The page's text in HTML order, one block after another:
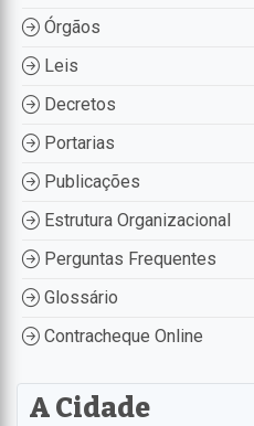
Órgãos
Leis
Decretos
Portarias
Publicações
Estrutura Organizacional
Perguntas Frequentes
Glossário
Contracheque Online
A Cidade